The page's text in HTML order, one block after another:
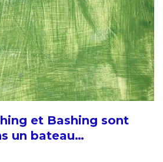
et Bashing sont
un bateau…